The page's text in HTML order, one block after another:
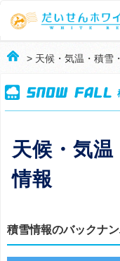
> 天候・気温・積雪
天候・気
情報
積雪情報のバックナ